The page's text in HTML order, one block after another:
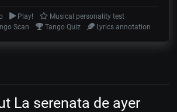
Play!
Musical personality test
Scan Tango Quiz Lyrics annotation
La serenata de ayer